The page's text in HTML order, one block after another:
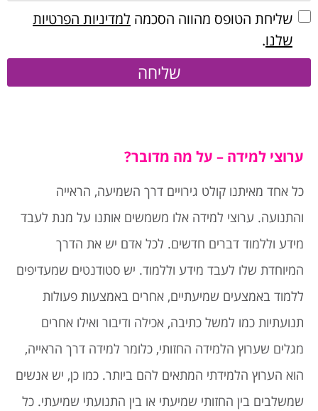
שליחת הטופס מהווה הסכמה למדיניות הפרטיות
שלנו.
שליחה
ערוצי למידה – על מה מדובר?
כל אחד מאיתנו קולט גירויים דרך השמיעה, הראייה
והתנועה. ערוצי למידה אלו משמשים אותנו על מנת לעבד
מידע וללמוד דברים חדשים. לכל אדם יש את הדרך
המיוחדת שלו לעבד מידע וללמוד. יש סטודנטים שמעדיפים
ללמוד באמצעים שמיעתיים, אחרים באמצעות פעולות
תנועתיות כמו למשל כתיבה, אכילה ודיבור ואילו אחרים
מגלים שערוץ הלמידה החזותי, כלומר למידה דרך הראייה,
הוא הערוץ הלמידתי המתאים להם ביותר. כמו כן, יש אנשים
שמשלבים בין החזותי שמיעתי או בין התנועתי שמיעתי. כל